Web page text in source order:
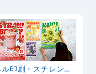
パネル印刷・スチレンボード